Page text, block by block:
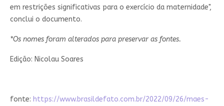
em restrições significativas para o exercício da maternidade",
conclui o documento.
*Os nomes foram alterados para preservar as fontes.
Edição: Nicolau Soares
fonte: https://www.brasildefato.com.br/2022/09/26/maes-